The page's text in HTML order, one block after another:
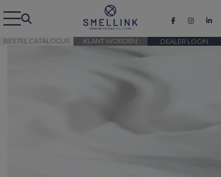
BESTEL CATALOGUS DEALER LOGIN
KLANT WORDEN